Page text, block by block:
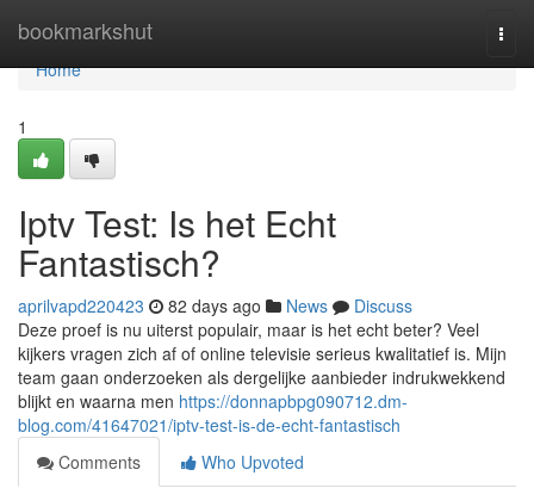
bookmarkshut
Home
Home
1
Iptv Test: Is het Echt
Fantastisch?
aprilvapd220423 82 days ago News
Discuss
Deze proef is nu uiterst populair, maar is het echt beter? Veel
kijkers vragen zich af of online televisie serieus kwalitatief is. Mijn
team gaan onderzoeken als dergelijke aanbieder indrukwekkend
blijkt en waarna men https://donnapbpg090712.dm-
blog.com/41647021/iptv-test-is-de-echt-fantastisch
Comments
Who Upvoted